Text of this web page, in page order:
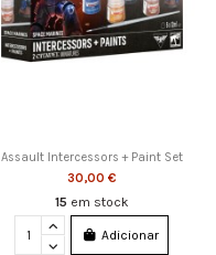
Assault Intercessors + Paint Set
30,00 €
15 em stock
Adicionar